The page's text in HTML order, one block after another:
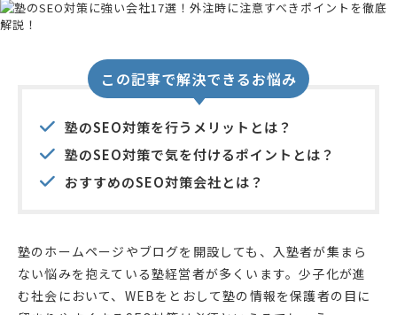
この記事で解決できるお悩み
塾のSEO対策を行うメリットとは？
塾のSEO対策で気を付けるポイントとは？
おすすめのSEO対策会社とは？
塾のホームページやブログを開設しても、入塾者が集まら
ない悩みを抱えている塾経営者が多くいます。少子化が進
む社会において、WEBをとおして塾の情報を保護者の目に